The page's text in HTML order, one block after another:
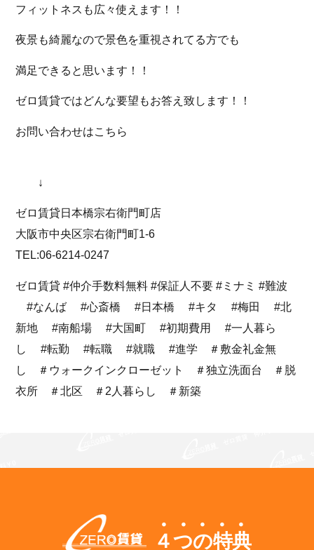
フィットネスも広々使えます！！
夜景も綺麗なので景色を重視されてる方でも
満足できると思います！！
ゼロ賃貸ではどんな要望もお答え致します！！
お問い合わせはこちら
↓
ゼロ賃貸日本橋宗右衛門町店
大阪市中央区宗右衛門町1-6
TEL:06-6214-0247
ゼロ賃貸 #仲介手数料無料 #保証人不要 #ミナミ #難波
#なんば #心斎橋 #日本橋 #キタ #梅田 #北
新地 #南船場 #大国町 #初期費用 #一人暮ら
し #転勤 #転職 #就職 #進学 ＃敷金礼金無
し ＃ウォークインクローゼット ＃独立洗面台 ＃脱
衣所 ＃北区 ＃2人暮らし ＃新築
４つの特典